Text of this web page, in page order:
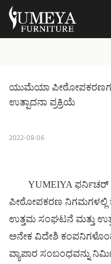
ಯುಮೆಯಾ
ಉತ್ಪಾದನಾ ಪ್ರಕ್ರಿಯೆ
2022-08-06
YUMEIYA ಫರ್ನಿಚರ್
ಪೀಠೋಪಕರಣ ನಿಗಮಗಳಲ್ಲಿ
ಉತ್ತಮ ಸಂಘಟನೆ ಮತ್ತು
ಅನೇಕ ವಿದೇಶಿ
ವ್ಯಾಪಾರ ಸಂಬಂಧವನ್ನು